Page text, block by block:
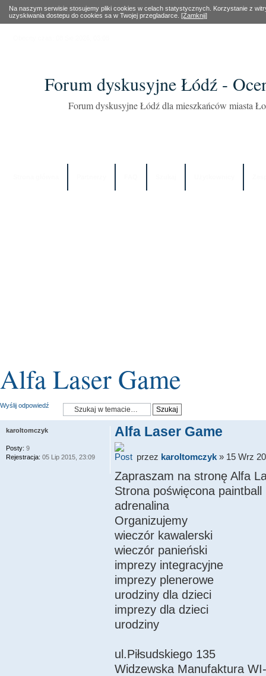
Na naszym serwisie stosujemy pliki cookies w celach statystycznych. Korzystanie z
uzyskiwania dostepu do cookies sa w Twojej przegladarce. [Zamknij]
Forum dyskusyjne Łódź -
Forum dyskusyjne Łódź dla mieszkańców miasta
Alfa Laser Game
Wyślij odpowiedź
Alfa Laser Game
przez karoltomczyk» 15 Wrz
Zapraszam na stronę Alfa
Strona poświęcona
adrenalina
Organizujemy
wieczór kawalerski
wieczór panieński
imprezy integracyjne
imprezy plenerowe
urodziny dla dzieci
imprezy dla dzieci
urodziny
ul.Piłsudskiego 135
Widzewska Manufaktura
karoltomczyk
Posty: 9
Rejestracja: 05 Lip 2015, 23:09